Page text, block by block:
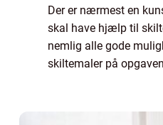
Der er nærmest en
skal have hjælp til
nemlig alle gode
skiltemaler på